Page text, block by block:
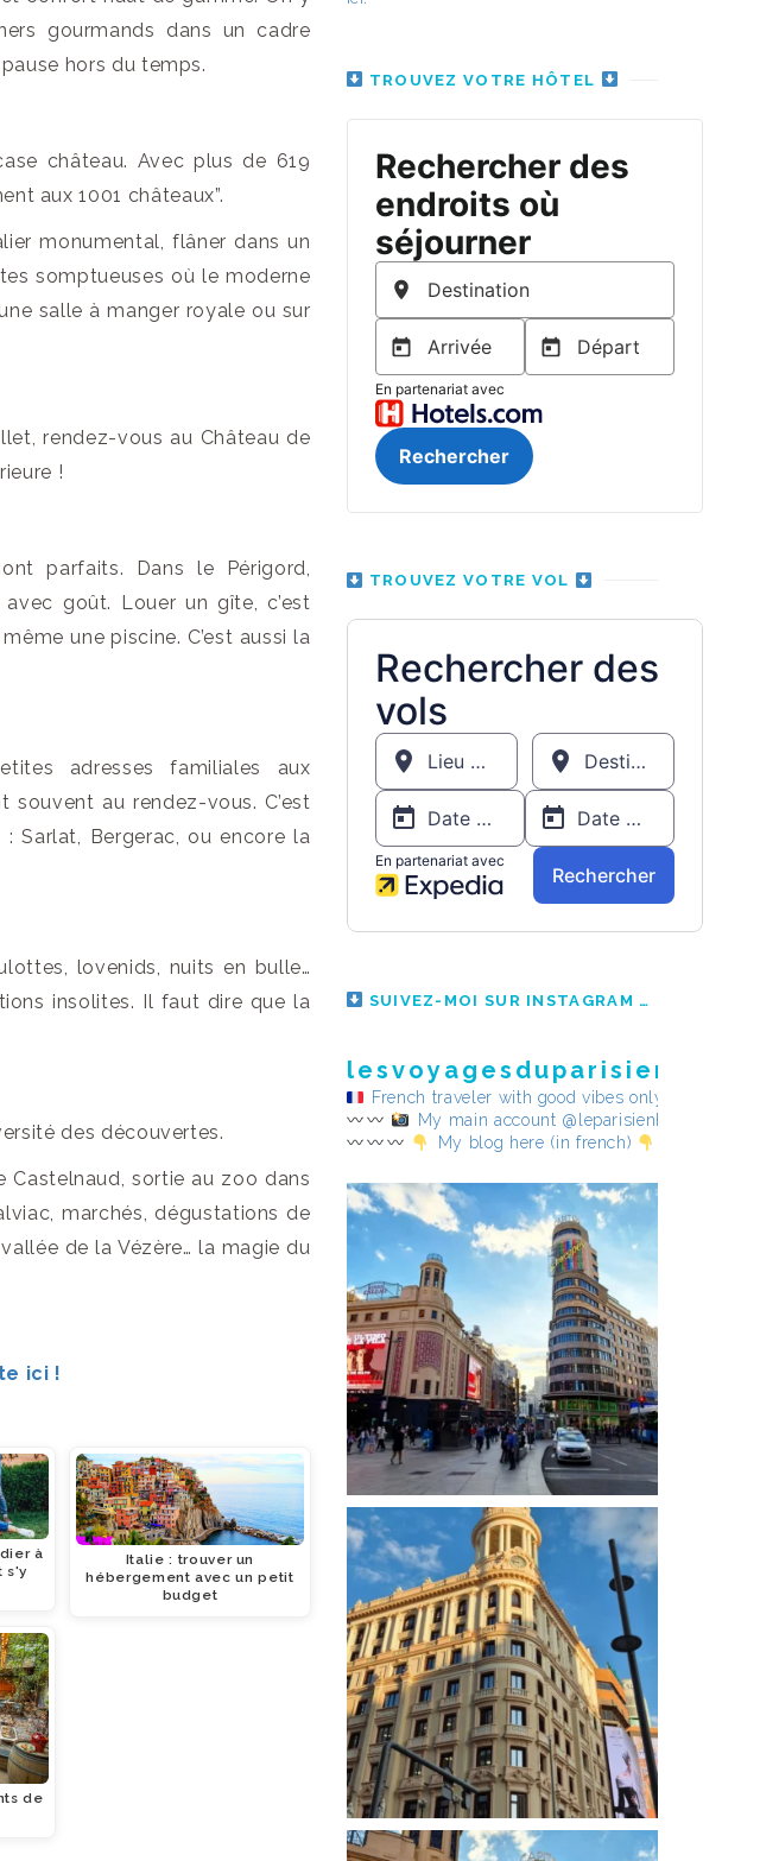
gourmands dans un cadre
hors du temps.
château. Avec plus de 619
aux 1001 châteaux”.
monumental, flâner dans un
somptueuses où le moderne
salle à manger royale ou sur
rendez-vous au Château de
!
parfaits. Dans le Périgord,
goût. Louer un gîte, c’est
une piscine. C’est aussi la
adresses familiales aux
au rendez-vous. C’est
Sarlat, Bergerac, ou encore la
lovenids, nuits en bulle…
insolites. Il faut dire que la
des découvertes.
Castelnaud, sortie au zoo dans
marchés, dégustations de
de la Vézère… la magie du
ici !
à
s'y
de
Italie : trouver un
hébergement avec un petit
budget
TROUVEZ VOTRE HÔTEL
TROUVEZ VOTRE VOL
SUIVEZ-MOI SUR INSTAGRAM
French traveler with good vibes only
My main account @leparisienheureux
My blog here (in french)